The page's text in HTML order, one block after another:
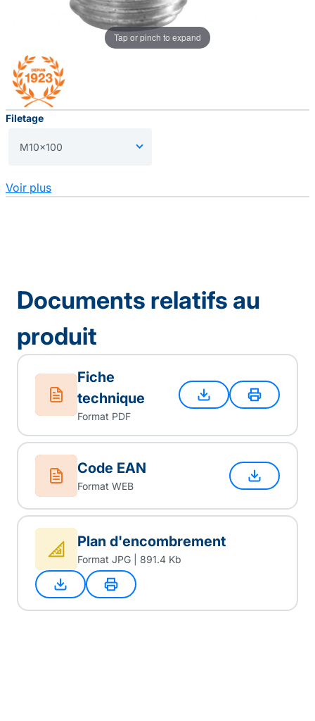
Tap or pinch to expand
Voir plus
Filetage
Documents relatifs au
produit
Fiche
technique
Format PDF
Code EAN
Format WEB
Plan d'encombrement
Format JPG | 891.4 Kb